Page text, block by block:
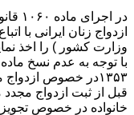
در
ازدواج زنان ایرانی با
وزارت کشور ) را اخذ
۱۳۵۳در خصوص
قبل از ثبت ازدواج
خانواده در خصوص تجویز